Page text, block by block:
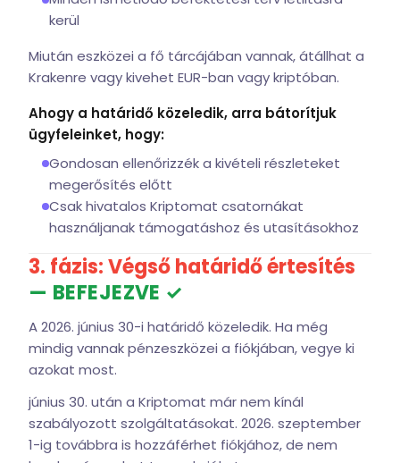
kerül
Miután eszközei a fő tárcájában vannak, átállhat a
Krakenre vagy kivehet EUR-ban vagy kriptóban.
Ahogy a határidő közeledik, arra bátorítjuk
ügyfeleinket, hogy:
Gondosan ellenőrizzék a kivételi részleteket
megerősítés előtt
Csak hivatalos Kriptomat csatornákat
használjanak támogatáshoz és utasításokhoz
3. fázis: Végső határidő értesítés
— BEFEJEZVE ✓
A 2026. június 30-i határidő közeledik. Ha még
mindig vannak pénzeszközei a fiókjában, vegye ki
azokat most.
június 30. után a Kriptomat már nem kínál
szabályozott szolgáltatásokat. 2026. szeptember
1-ig továbbra is hozzáférhet fiókjához, de nem